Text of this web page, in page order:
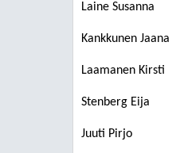
Laine Susanna
Kankkunen Jaana
Laamanen Kirsti
Stenberg Eija
Juuti Pirjo